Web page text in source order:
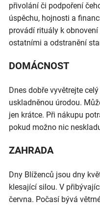
přivolání či podpoření
úspěchu, hojnosti a
provádí rituály k
ostatními a odstranění
DOMÁCNOST
Dnes dobře vyvětrejte
uskladněnou úrodou.
jen krátce. Při nákupu
pokud možno nic
ZAHRADA
Dny Blíženců jsou dny
klesající silou. V
června. Počasí bývá